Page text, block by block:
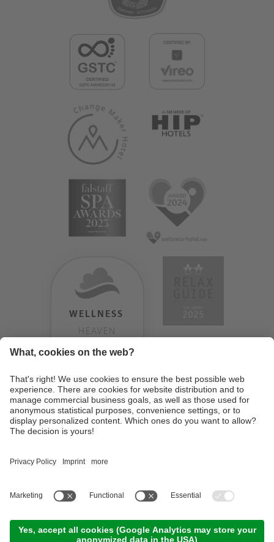
WELLNESS
HEAVEN
TESTERGEBNIS:
2026
. MwSt-Nr. IT01350720213
. CIN: IT021062A1BGQJ2W4U
.Impressum. Datenschutzerklärung.Cookie Einstellungen.